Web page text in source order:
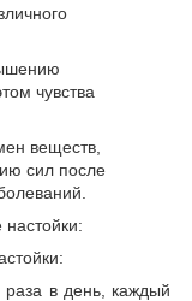
чувства
веществ,
сил после
в день, каждый